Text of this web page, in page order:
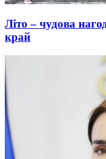
Літо – чудова
край